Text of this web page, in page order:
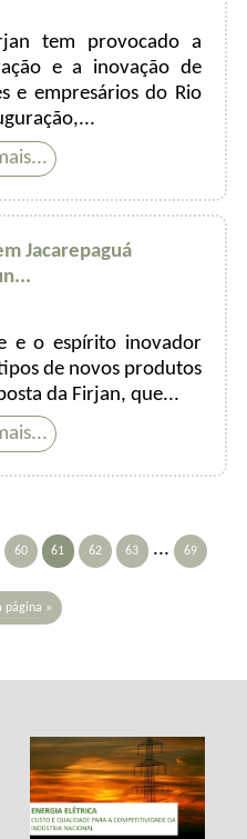
tem provocado a
e a inovação de
e empresários do Rio
Jacarepaguá
e o espírito inovador
de novos produtos
da Firjan, que...
60 61 62 63 ... 69
página »